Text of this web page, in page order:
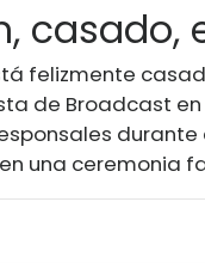
casado,
felizmente
de Broadcast en
una ceremonia